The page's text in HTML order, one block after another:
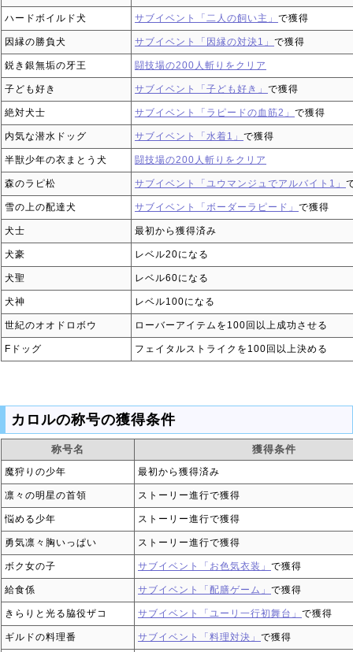
ハードボイルド犬 サブイベント「二人の飼い主」 で獲得
因縁の勝負犬 サブイベント「因縁の対決1」 で獲得
鋭き銀無垢の牙王 闘技場の200人斬りをクリア
子ども好き サブイベント「子ども好き」 で獲得
絶対犬士 サブイベント「ラピードの血筋2」 で獲得
内気な潜水ドッグ サブイベント「水着1」 で獲得
半獣少年の衣まとう犬 闘技場の200人斬りをクリア
森のラピ松 サブイベント「ユウマンジュでアルバイト1」
雪の上の配達犬 サブイベント「ボーダーラピード」 で獲得
犬士 最初から獲得済み
犬豪 レベル20になる
犬聖 レベル60になる
犬神 レベル100になる
世紀のオオドロボウ ローバーアイテムを100回以上成功させる
Fドッグ フェイタルストライクを100回以上決める
カロルの称号の獲得条件
称号名 獲得条件
魔狩りの少年 最初から獲得済み
凛々の明星の首領 ストーリー進行で獲得
悩める少年 ストーリー進行で獲得
勇気凛々胸いっぱい ストーリー進行で獲得
ボク女の子 サブイベント「お色気衣装」 で獲得
給食係 サブイベント「配膳ゲーム」 で獲得
きらりと光る脇役ザコ サブイベント「ユーリ一行初舞台」 で獲得
ギルドの料理番 サブイベント「料理対決」 で獲得